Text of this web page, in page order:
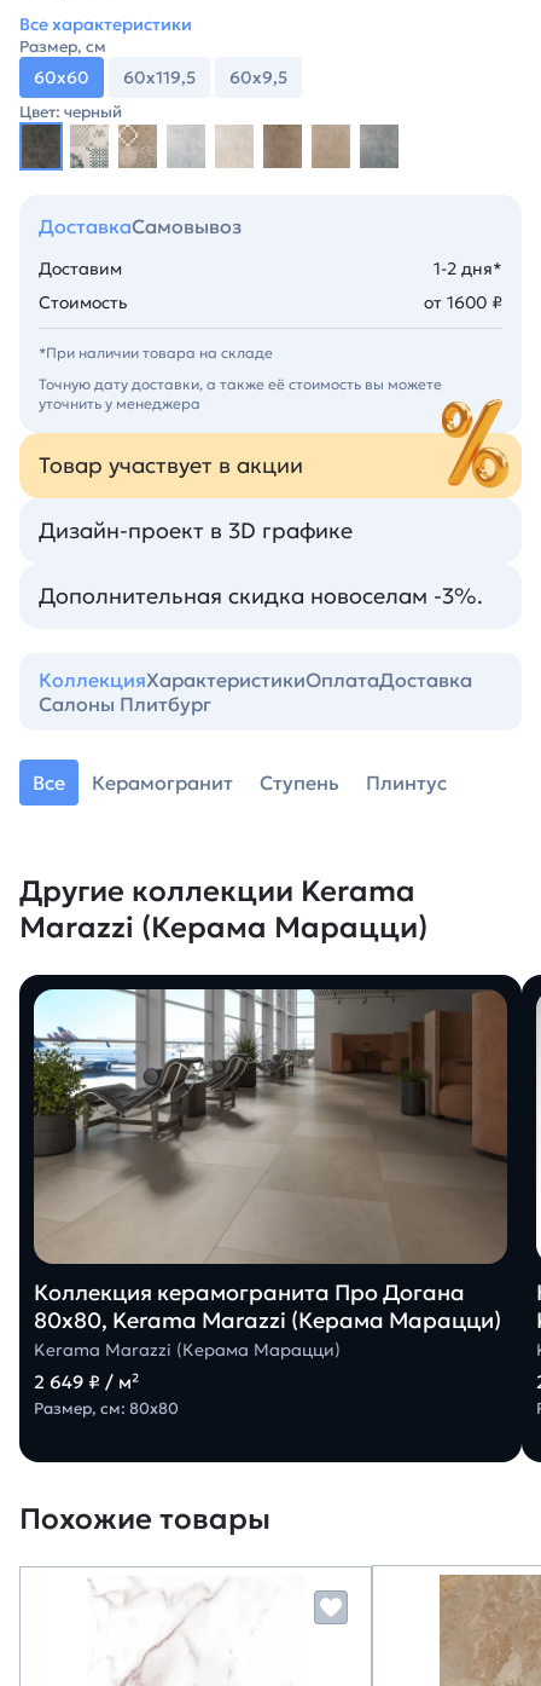
Все характеристики
Размер, см
60х60 60х119,5 60х9,5
Цвет: черный
ДоставкаСамовывоз
Доставим
1-2 дня*
Стоимость
от 1600 ₽
*При наличии товара на складе
Точную дату доставки, а также её стоимость вы можете
уточнить у менеджера
Товар участвует в акции
Дизайн-проект в 3D графике
Дополнительная скидка новоселам -3%.
КоллекцияХарактеристикиОплатаДоставка
Салоны Плитбург
Все Керамогранит Ступень Плинтус
Другие коллекции Kerama
Marazzi (Керама Марацци)
Коллекция керамогранита Про Догана
80х80, Kerama Marazzi (Керама Марацци)
Kerama Marazzi (Керама Марацци)
2 649 ₽ / м²
Размер, см: 80х80
Похожие товары